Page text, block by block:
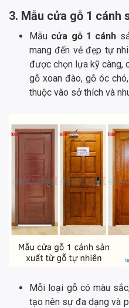
3. Mẫu cửa gỗ 1 cánh
Mẫu cửa gỗ 1 cánh
mang đến vẻ đẹp tự
được chọn lựa kỹ càng,
gỗ xoan đào, gỗ óc
thuộc vào sở thích và
Mỗi loại gỗ có màu
tạo nên sự đa dạng và